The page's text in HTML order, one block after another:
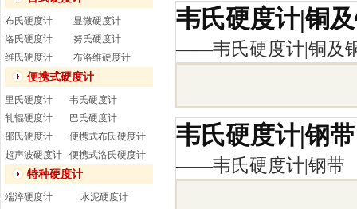
韦氏硬度计|铜
——韦氏硬度计|铜及
韦氏硬度计|钢带
——韦氏硬度计|钢带
布氏硬度计
显微硬度计
洛氏硬度计
努氏硬度计
维氏硬度计
布洛维硬度计
便携式硬度计
里氏硬度计
韦氏硬度计
轧辊硬度计
巴氏硬度计
邵氏硬度计
便携式布氏硬度计
超声波硬度计
便携式洛氏硬度计
特种硬度计
端淬硬度计
水泥硬度计